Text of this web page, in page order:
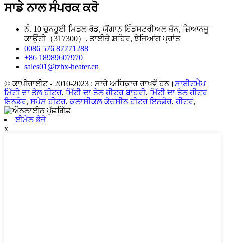
ਸਾਡੇ ਨਾਲ ਸੰਪਰਕ ਕਰੋ
ਨੰ. 10 ਚੁਨਹੂਈ ਮਿਡਲ ਰੋਡ, ਯੋਂਗਾਨ ਇੰਡਸਟਰੀਅਲ ਜ਼ੋਨ, ਜ਼ਿਆਨਜੂ
ਕਾਉਂਟੀ（317300）, ਤਾਈਜ਼ੋ ਸ਼ਹਿਰ, ਝੇਜਿਆਂਗ ਪ੍ਰਾਂਤ
0086 576 87771288
+86 18989607970
sales01@tzhx-heater.cn
© ਕਾਪੀਰਾਈਟ - 2010-2023 : ਸਾਰੇ ਅਧਿਕਾਰ ਰਾਖਵੇਂ ਹਨ। ਸਾਈਟਮੈਪ
ਮਿੱਟੀ ਦਾ ਤੇਲ ਹੀਟਰ, ਮਿੱਟੀ ਦਾ ਤੇਲ ਹੀਟਰ ਬਾਹਰੀ, ਮਿੱਟੀ ਦਾ ਤੇਲ ਹੀਟਰ
ਇਨਡੋਰ, ਸਪੇਸ ਹੀਟਰ,ਕਲਾਸੀਕਲ ਕੋਰਸੀਨ ਹੀਟਰ ਇਨਡੋਰ,ਹੀਟਰ,
ਈਮੇਲ ਭੇਜੋ
x